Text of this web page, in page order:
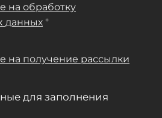
на обработку
данных *
на получение рассылки
для заполнения